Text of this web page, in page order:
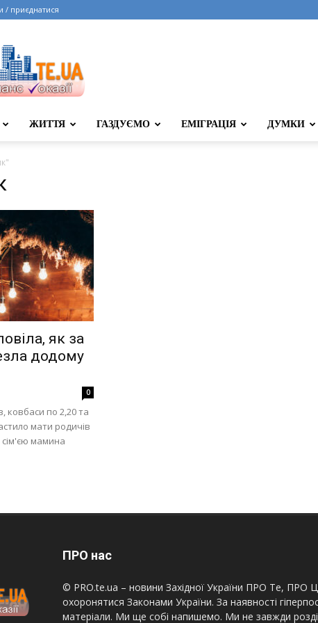
/ приєднатися
ЖИТТЯ ГАЗДУЄМО ЕМІГРАЦІЯ ДУМКИ
як за
додому
0
ковбаси по 2,20 та
мати родичів
мамина
ПРО нас
© PRO.te.ua – новини Західної України ПРО Те, ПРО
охоронятися Законами України. За наявності
матеріали. Ми ще собі напишемо. Ми не завжди